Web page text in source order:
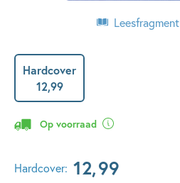
Leesfragment
Hardcover
12,99
Op voorraad
Hardcover: 12,99